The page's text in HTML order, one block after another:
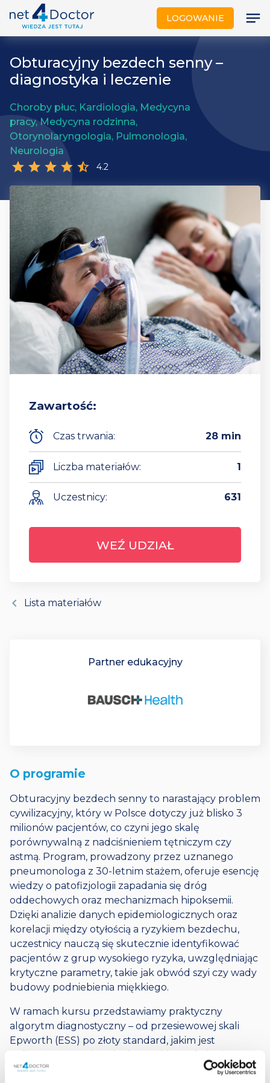
LOGOWANIE notes
Obturacyjny bezdech senny –
diagnostyka i leczenie
Choroby płuc, Kardiologia, Medycyna
pracy, Medycyna rodzinna,
Otorynolaryngologia, Pulmonologia,
Neurologia
star star star star star_half 4.2
Zawartość:
Czas trwania: 28 min
Liczba materiałów: 1
Uczestnicy: 631
WEŹ UDZIAŁ
chevron_left Lista materiałów
Partner edukacyjny
O programie
Obturacyjny bezdech senny to narastający problem
cywilizacyjny, który w Polsce dotyczy już blisko 3
milionów pacjentów, co czyni jego skalę
porównywalną z nadciśnieniem tętniczym czy
astmą. Program, prowadzony przez uznanego
pneumonologa z 30-letnim stażem, oferuje esencję
wiedzy o patofizjologii zapadania się dróg
oddechowych oraz mechanizmach hipoksemii.
Dzięki analizie danych epidemiologicznych oraz
korelacji między otyłością a ryzykiem bezdechu,
uczestnicy nauczą się skutecznie identyfikować
pacjentów z grup wysokiego ryzyka, uwzględniając
krytyczne parametry, takie jak obwód szyi czy wady
budowy podniebienia miękkiego.
W ramach kursu przedstawiamy praktyczny
algorytm diagnostyczny – od przesiewowej skali
Epworth (ESS) po złoty standard, jakim jest
polisomnografia (PSG). Eksperckie omówienie
wskaźnika AHI oraz zjawisk takich jak arousal czy